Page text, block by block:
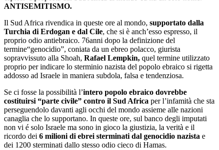
ANTISEMITISMO.
Il Sud Africa rivendica in queste ore al mondo, supportato dalla
Turchia di Erdogan e dal Cile, che si è anch’esso espresso, il
proprio odio antiebraico. 76anni dopo la definizione del
termine“genocidio”, coniata da un ebreo polacco, giurista
sopravvissuto alla Shoah, Rafael Lempkin, quel termine utilizzato
proprio per indicare lo sterminio nazista del popolo ebraico si rigetta
addosso ad Israele in maniera subdola, falsa e tendenziosa.
Se ci fosse la possibilità l’intero popolo ebraico dovrebbe
costituirsi “parte civile” contro il Sud Africa per l’infamità che sta
perseguendolo davanti agli occhi del mondo assieme alle nazioni
canaglia che lo supportano. In queste ore, sul banco degli imputati
non vi é solo Israele ma sono in gioco la giustizia, la verità e il
ricordo dei 6 milioni di ebrei sterminati dal genocidio nazista e
dei 1200 sterminati dallo stesso odio cieco di Hamas.